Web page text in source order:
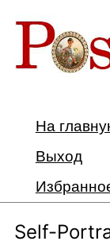
На
Выход
Self-